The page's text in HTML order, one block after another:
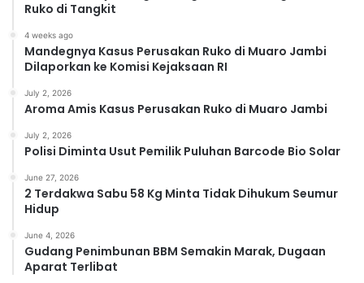
Ruko di Tangkit
4 weeks ago
Mandegnya Kasus Perusakan Ruko di Muaro Jambi
Dilaporkan ke Komisi Kejaksaan RI
July 2, 2026
Aroma Amis Kasus Perusakan Ruko di Muaro Jambi
July 2, 2026
Polisi Diminta Usut Pemilik Puluhan Barcode Bio Solar
June 27, 2026
2 Terdakwa Sabu 58 Kg Minta Tidak Dihukum Seumur
Hidup
June 4, 2026
Gudang Penimbunan BBM Semakin Marak, Dugaan
Aparat Terlibat